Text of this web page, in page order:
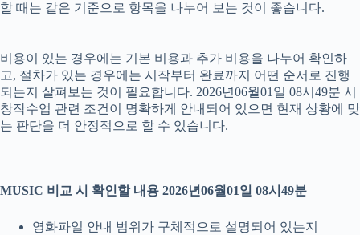
할 때는 같은 기준으로 항목을 나누어 보는 것이 좋습니다.
비용이 있는 경우에는 기본 비용과 추가 비용을 나누어 확인하
고, 절차가 있는 경우에는 시작부터 완료까지 어떤 순서로 진행
되는지 살펴보는 것이 필요합니다. 2026년06월01일 08시49분 시
창작수업 관련 조건이 명확하게 안내되어 있으면 현재 상황에 맞
는 판단을 더 안정적으로 할 수 있습니다.
MUSIC 비교 시 확인할 내용 2026년06월01일 08시49분
영화파일 안내 범위가 구체적으로 설명되어 있는지